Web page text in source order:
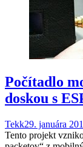
Počítadlo
doskou s
Tekk29. januára
Tento projekt